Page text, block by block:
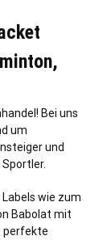
Bei uns
um
und
wie zum
Babolat mit
perfekte